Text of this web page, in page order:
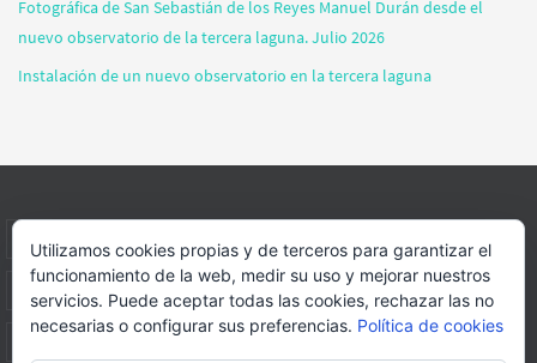
Fotográfica de San Sebastián de los Reyes Manuel Durán desde el
nuevo observatorio de la tercera laguna. Julio 2026
Instalación de un nuevo observatorio en la tercera laguna
VIDEOS PATROCINADORES DONACIONES
Utilizamos cookies propias y de terceros para garantizar el
funcionamiento de la web, medir su uso y mejorar nuestros
servicios. Puede aceptar todas las cookies, rechazar las no
necesarias o configurar sus preferencias. Política de cookies